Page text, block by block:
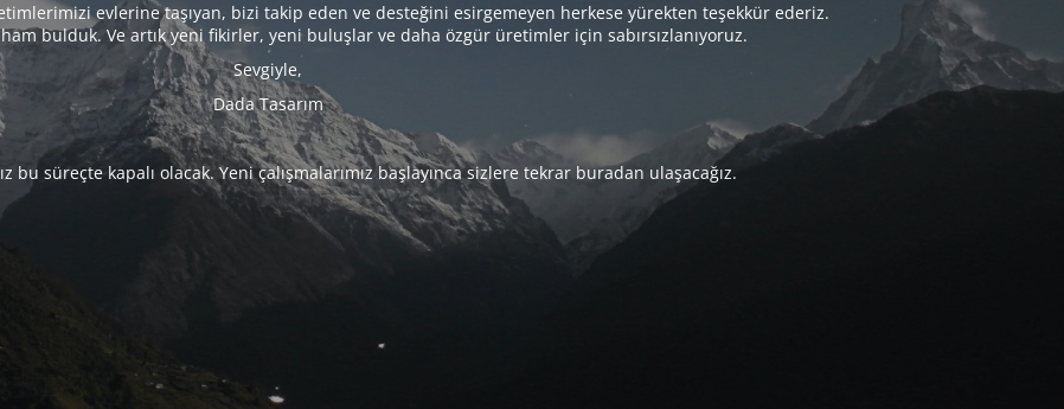
evlerine taşıyan, bizi takip eden ve desteğini esirgemeyen herkese yürekten teşekkür ederiz.
bulduk. Ve artık yeni fikirler, yeni buluşlar ve daha özgür üretimler için sabırsızlanıyoruz.
Sevgiyle,
Dada Tasarım
bu süreçte kapalı olacak. Yeni çalışmalarımız başlayınca sizlere tekrar buradan ulaşacağız.